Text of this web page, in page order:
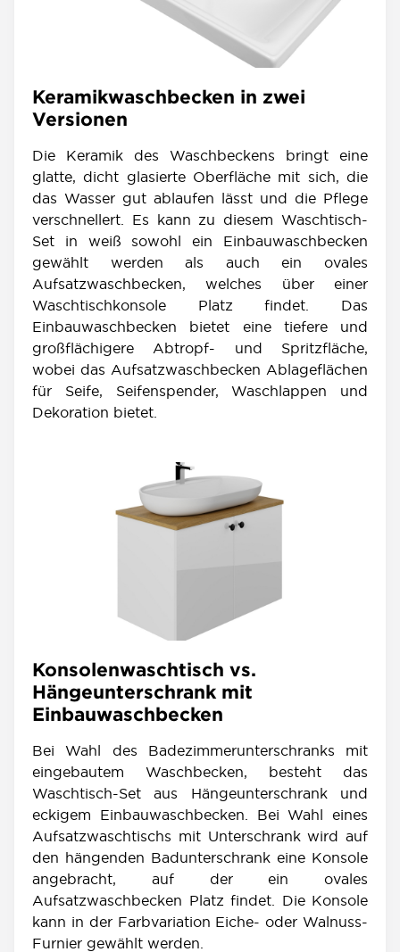
Keramikwaschbecken in zwei
Versionen
Die Keramik des Waschbeckens bringt eine
glatte, dicht glasierte Oberfläche mit sich, die
das Wasser gut ablaufen lässt und die Pflege
verschnellert. Es kann zu diesem Waschtisch-
Set in weiß sowohl ein Einbauwaschbecken
gewählt werden als auch ein ovales
Aufsatzwaschbecken, welches über einer
Waschtischkonsole Platz findet. Das
Einbauwaschbecken bietet eine tiefere und
großflächigere Abtropf- und Spritzfläche,
wobei das Aufsatzwaschbecken Ablageflächen
für Seife, Seifenspender, Waschlappen und
Dekoration bietet.
Konsolenwaschtisch vs.
Hängeunterschrank mit
Einbauwaschbecken
Bei Wahl des Badezimmerunterschranks mit
eingebautem Waschbecken, besteht das
Waschtisch-Set aus Hängeunterschrank und
eckigem Einbauwaschbecken. Bei Wahl eines
Aufsatzwaschtischs mit Unterschrank wird auf
den hängenden Badunterschrank eine Konsole
angebracht, auf der ein ovales
Aufsatzwaschbecken Platz findet. Die Konsole
kann in der Farbvariation Eiche- oder Walnuss-
Furnier gewählt werden.